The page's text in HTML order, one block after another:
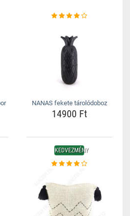
NANAS fekete tárolódoboz
14900 Ft
KEDVEZMÉNY